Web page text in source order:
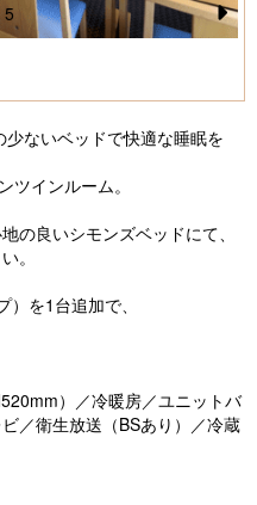
N
5
ないベッドで快適な睡眠を
インルーム。
の良いシモンズベッドにて、
。
を1台追加で、
）／冷暖房／ユニットバ
／衛生放送（BSあり）／冷蔵